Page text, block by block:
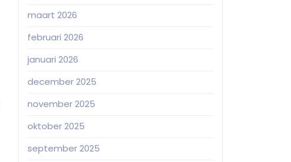
maart 2026
februari 2026
januari 2026
december 2025
november 2025
oktober 2025
september 2025